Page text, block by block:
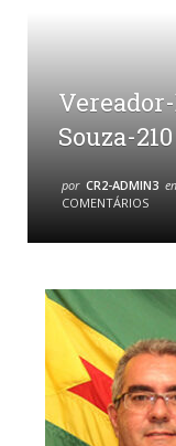
Souza-210
por CR2-ADMIN3
COMENTÁRIOS